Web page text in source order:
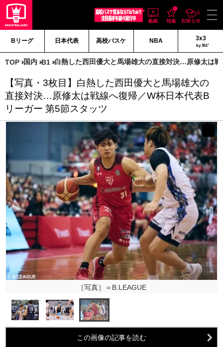
Bリーグ 日本代表 高校バスケ NBA 3x3
by 361°
TOP 国内 B1 白熱した西田優大と馬場雄大の直接対決…原修太は
【写真・3枚目】白熱した西田優大と馬場雄大の
直接対決…原修太は戦線へ復帰／W杯日本代表B
リーガー 第5節スタッツ
［写真］＝B.LEAGUE
この画像の記事を読む